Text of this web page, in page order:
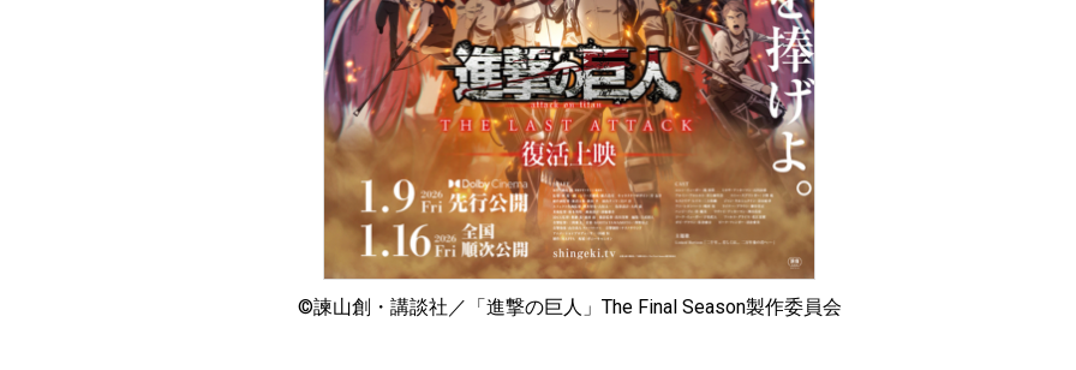
©諫山創・講談社／「進撃の巨人」The Final Season製作委員会